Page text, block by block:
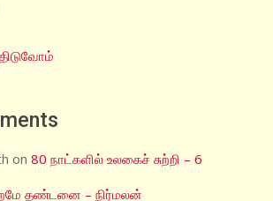
on80 நாட்களில் உலகைச் சுற்றி – 6
தண்டனை – நிர்மலன்